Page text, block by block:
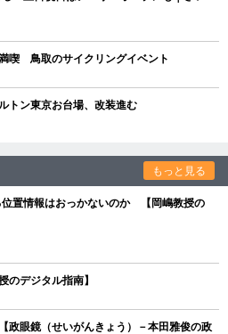
喫 鳥取のサイクリングイベント
トン東京お台場、改装進む
もっと見る
位置情報はおっかないのか 【岡嶋教授の
デジタル指南】
眼鏡（せいがんきょう）－本田雅俊の政